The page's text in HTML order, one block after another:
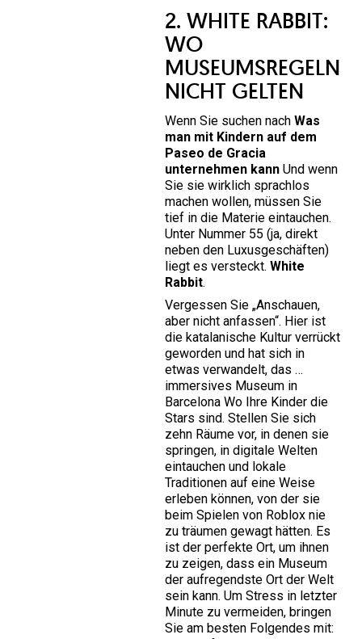
2. WHITE RABBIT:
WO
MUSEUMSREGELN
NICHT GELTEN
Wenn Sie suchen nachWas
man mit Kindern auf dem
Paseo de Gracia
unternehmen kann Und wenn
Sie sie wirklich sprachlos
machen wollen, müssen Sie
tief in die Materie eintauchen.
Unter Nummer 55 (ja, direkt
neben den Luxusgeschäften)
liegt es versteckt.White
Rabbit.
Vergessen Sie „Anschauen,
aber nicht anfassen“. Hier ist
die katalanische Kultur verrückt
geworden und hat sich in
etwas verwandelt, das …
immersives Museum in
Barcelona Wo Ihre Kinder die
Stars sind. Stellen Sie sich
zehn Räume vor, in denen sie
springen, in digitale Welten
eintauchen und lokale
Traditionen auf eine Weise
erleben können, von der sie
beim Spielen von Roblox nie
zu träumen gewagt hätten. Es
ist der perfekte Ort, um ihnen
zu zeigen, dass ein Museum
der aufregendste Ort der Welt
sein kann. Um Stress in letzter
Minute zu vermeiden, bringen
Sie am besten Folgendes mit: